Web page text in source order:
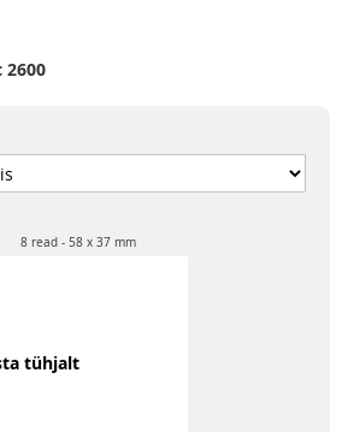
2600
8 read 58 x 37 mm
tühjalt